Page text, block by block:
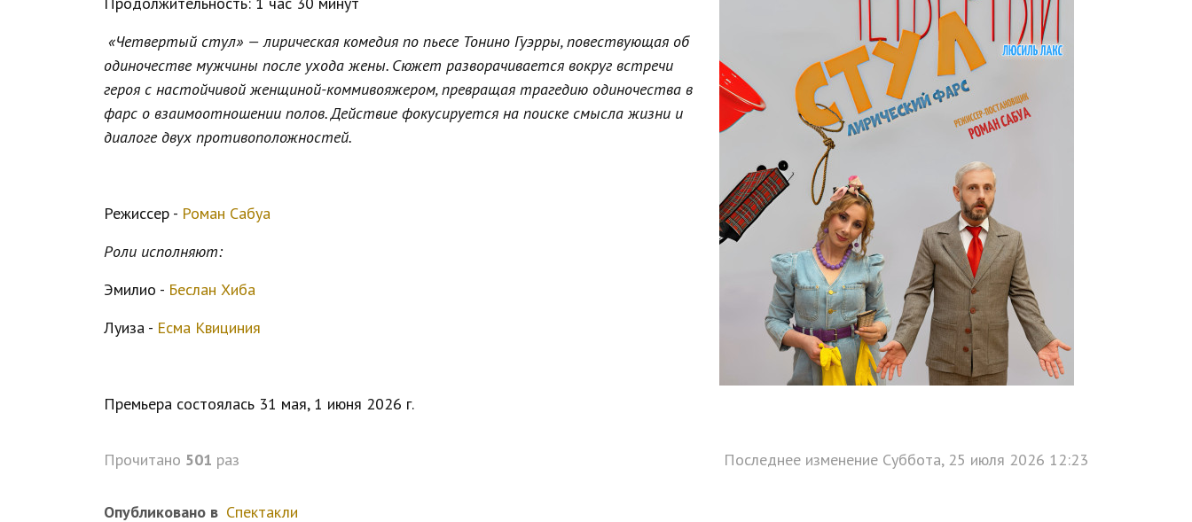
«Четвертый стул» — лирическая комедия по пьесе Тонино Гуэрры, повествующая об
одиночестве мужчины после ухода жены. Сюжет разворачивается вокруг встречи
героя с настойчивой женщиной-коммивояжером, превращая трагедию одиночества в
фарс о взаимоотношении полов. Действие фокусируется на поиске смысла жизни и
диалоге двух противоположностей.
Режиссер - Роман Сабуа
Роли исполняют:
Эмилио - Беслан Хиба
Луиза - Есма Квициния
Премьера состоялась 31 мая, 1 июня 2026 г.
Прочитано 501 раз Последнее изменение Суббота, 25 июля 2026 12:23
Опубликовано в Спектакли